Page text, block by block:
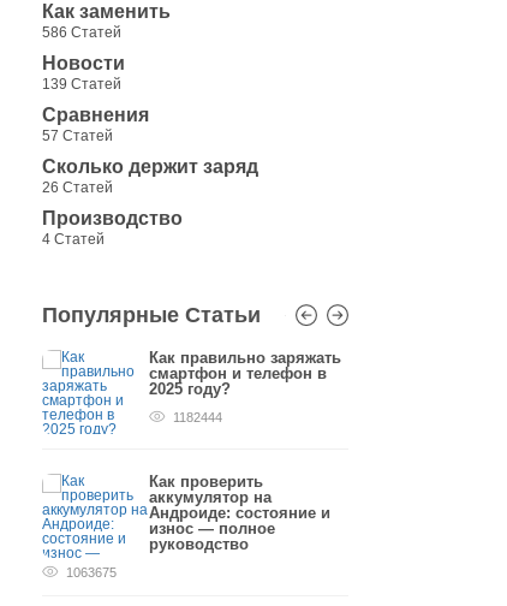
Как заменить
586 Статей
Новости
139 Статей
Сравнения
57 Статей
Сколько держит заряд
26 Статей
Производство
4 Статей
Популярные Статьи
Как правильно заряжать
смартфон и телефон в
2025 году?
1182444
Как проверить
аккумулятор на
Андроиде: состояние и
износ — полное
руководство
1063675